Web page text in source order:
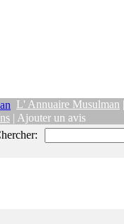
L' Annuaire Musulman
| Ajouter un avis